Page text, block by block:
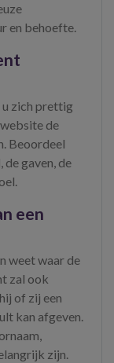
en behoefte.
u zich prettig
de
Beoordeel
gaven, de
een
weet waar de
zal ook
of zij een
kan afgeven.
zijn.